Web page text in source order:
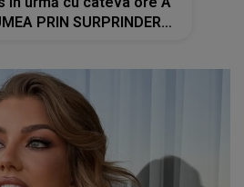
PRIN SURPRINDERE: